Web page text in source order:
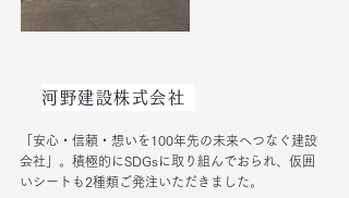
河野建設株式会社
「安心・信頼・想いを100年先の未来へつなぐ建設
会社」。積極的にSDGsに取り組んでおられ、仮囲
いシートも2種類ご発注いただきました。